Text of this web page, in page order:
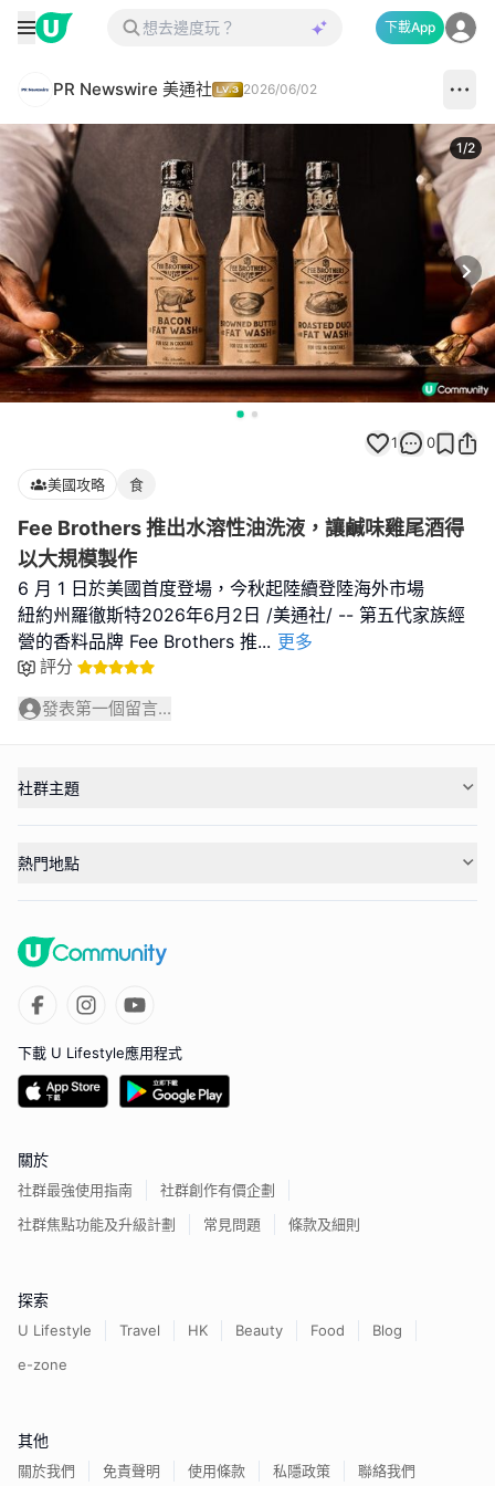
下載App
PR Newswire 美通社 2026/06/02
1/2
1 0
美國攻略 食
Fee Brothers 推出水溶性油洗液，讓鹹味雞尾酒得
以大規模製作
6 月 1 日於美國首度登場，今秋起陸續登陸海外市場
紐約州羅徹斯特2026年6月2日 /美通社/ -- 第五代家族經
營的香料品牌 Fee Brothers 推... 更多
評分
發表第一個留言...
社群主題
熱門地點
下載 U Lifestyle應用程式
關於
社群最強使用指南
社群創作有價企劃
社群焦點功能及升級計劃
常見問題 條款及細則
探索
U Lifestyle Travel HK Beauty Food
Blog
e-zone
其他
關於我們 免責聲明 使用條款 私隱政策 聯絡我們